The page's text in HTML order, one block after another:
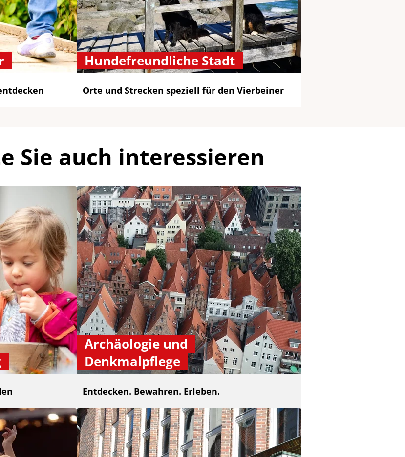
Hundefreundliche Stadt
Orte und Strecken speziell für den Vierbeiner
Sie auch interessieren
Archäologie und
Denkmalpflege
Entdecken. Bewahren. Erleben.